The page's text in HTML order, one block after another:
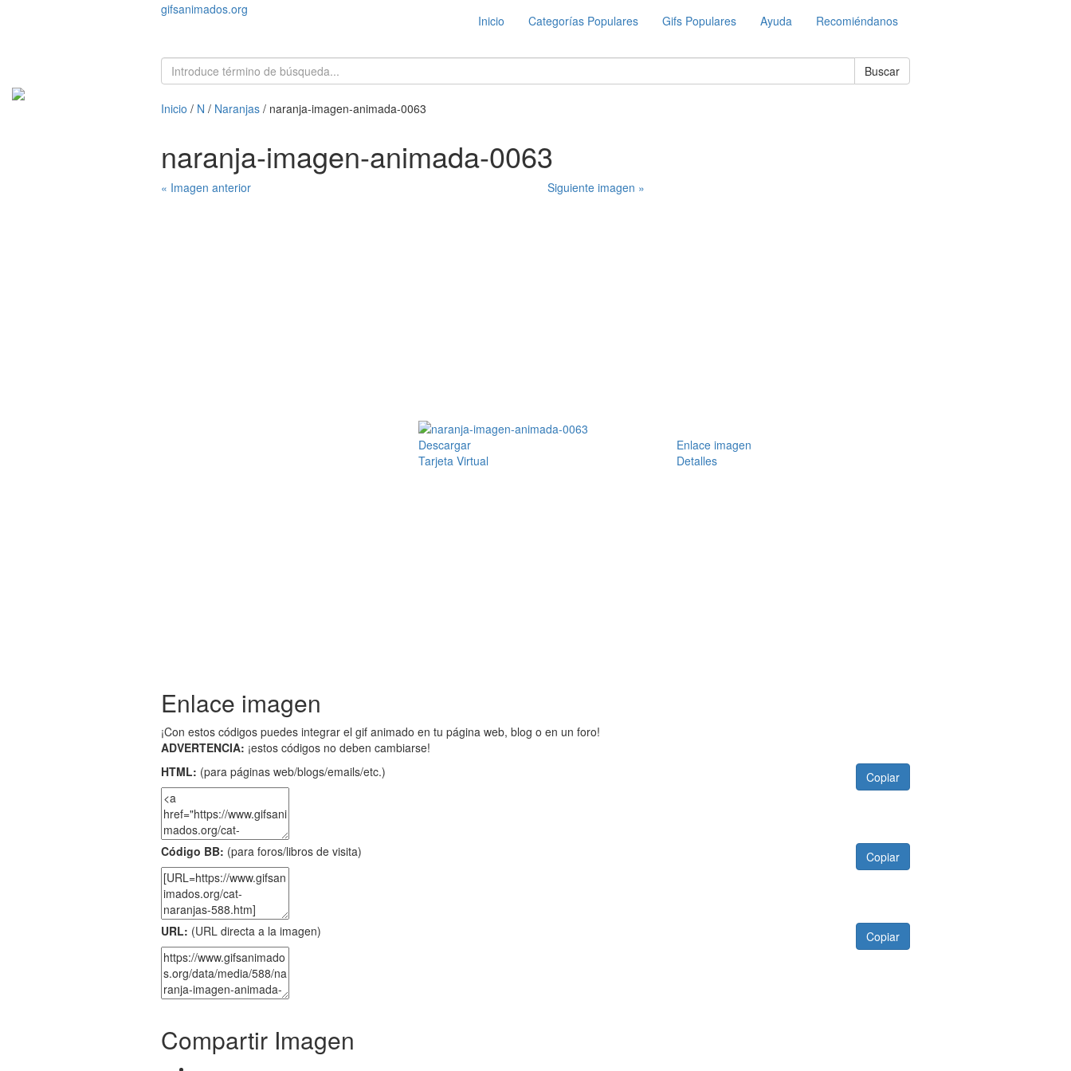
gifsanimados.org
Inicio Categorías Populares Gifs Populares Ayuda Recomiéndanos
Buscar
Inicio / N / Naranjas / naranja-imagen-animada-0063
naranja-imagen-animada-0063
« Imagen anterior Siguiente imagen »
Descargar
Enlace imagen
Tarjeta Virtual
Detalles
Enlace imagen
¡Con estos códigos puedes integrar el gif animado en tu página web, blog o en un foro!
ADVERTENCIA: ¡estos códigos no deben cambiarse!
HTML: (para páginas web/blogs/emails/etc.) Copiar
Código BB: (para foros/libros de visita) Copiar
URL: (URL directa a la imagen) Copiar
Compartir Imagen